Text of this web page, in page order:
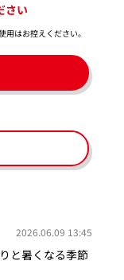
さい
はお控えください。​
2026.06.09 13:45
と暑くなる季節